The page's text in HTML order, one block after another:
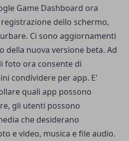
Game Dashboard ora
dello schermo,
Ci sono aggiornamenti
della nuova versione beta. Ad
foto ora consente di
condividere per app. E'
quali app possono
gli utenti possono
che desiderano
e video, musica e file audio.